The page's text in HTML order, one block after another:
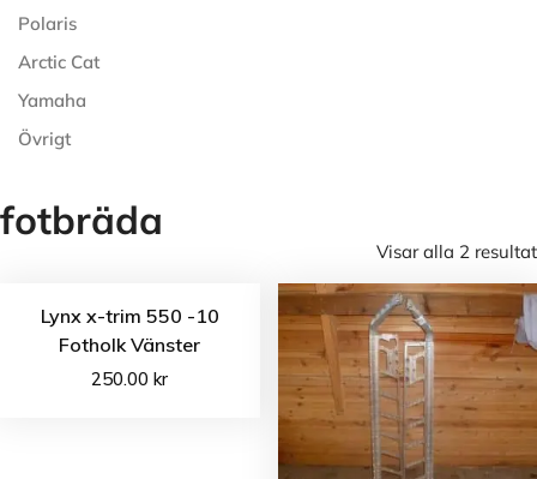
Polaris
Arctic Cat
Yamaha
Övrigt
fotbräda
Visar alla 2 resultat
Lynx x-trim 550 -10
Fotholk Vänster
250.00kr